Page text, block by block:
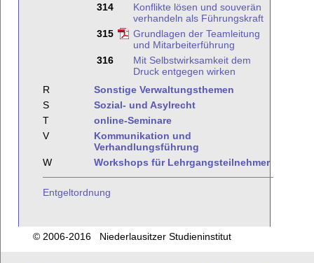
314
Konflikte lösen und souverän
verhandeln als Führungskraft
315
Grundlagen der Teamleitung
und Mitarbeiterführung
316
Mit Selbstwirksamkeit dem
Druck entgegen wirken
R
Sonstige Verwaltungsthemen
S
Sozial- und Asylrecht
T
online-Seminare
V
Kommunikation und
Verhandlungsführung
W
Workshops für Lehrgangsteilnehmer
Entgeltordnung
© 2006-2016 Niederlausitzer Studieninstitut